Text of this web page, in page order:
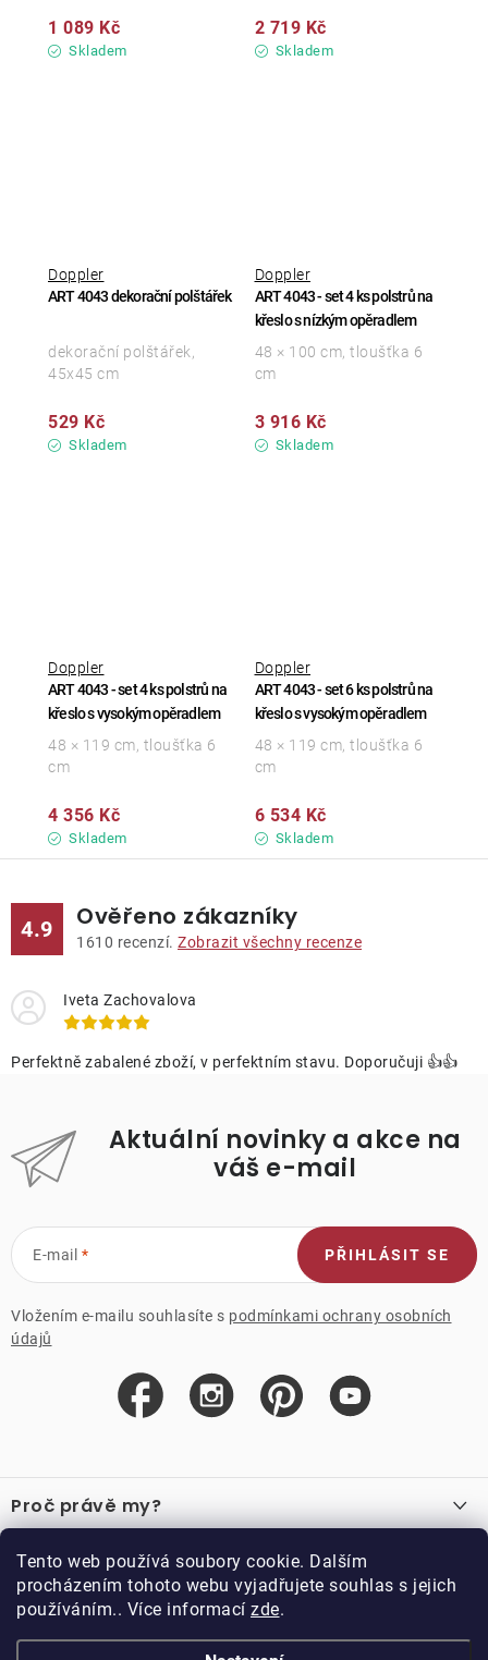
Tento web používá soubory cookie. Dalším
procházením tohoto webu vyjadřujete souhlas s jejich
používáním.. Více informací zde.
Skladem
1 089 Kč
Skladem
2 719 Kč
ART 4043 dekorační polštářek
Doppler
Skladem
529 Kč
dekorační polštářek,
45x45 cm
ART 4043 - set 4 ks polstrů na
křeslo s nízkým opěradlem
Doppler
Skladem
3 916 Kč
48 × 100 cm, tloušťka 6
cm
ART 4043 - set 4 ks polstrů na
křeslo s vysokým opěradlem
Doppler
Skladem
4 356 Kč
48 × 119 cm, tloušťka 6
cm
ART 4043 - set 6 ks polstrů na
křeslo s vysokým opěradlem
Doppler
Skladem
6 534 Kč
48 × 119 cm, tloušťka 6
cm
4.9 Ověřeno zákazníky
1610 recenzí. Zobrazit všechny recenze
Iveta Zachovalova
Perfektně zabalené zboží, v perfektním stavu. Doporučuji 👍👍
Aktuální novinky a akce na
váš e-mail
E-mail
Vložením e-mailu souhlasíte s podmínkami ochrany osobních
údajů
PŘIHLÁSIT SE
á
p
a
Proč právě my?
Recenze
Důležité odkazy
Velkoobchod
Vzorková prodejna
O nákupu